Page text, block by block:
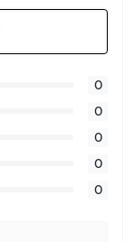
0
0
0
0
0